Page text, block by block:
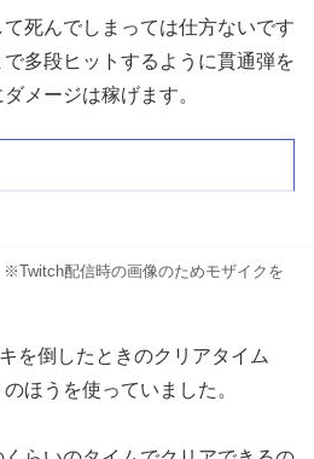
死んでしまっては仕方ないです
多段ヒットするように貫通弾を
メージは稼げます。
配信時の画像のためモザイクを
を倒したときのクリアタイム
ほうを使っていました。